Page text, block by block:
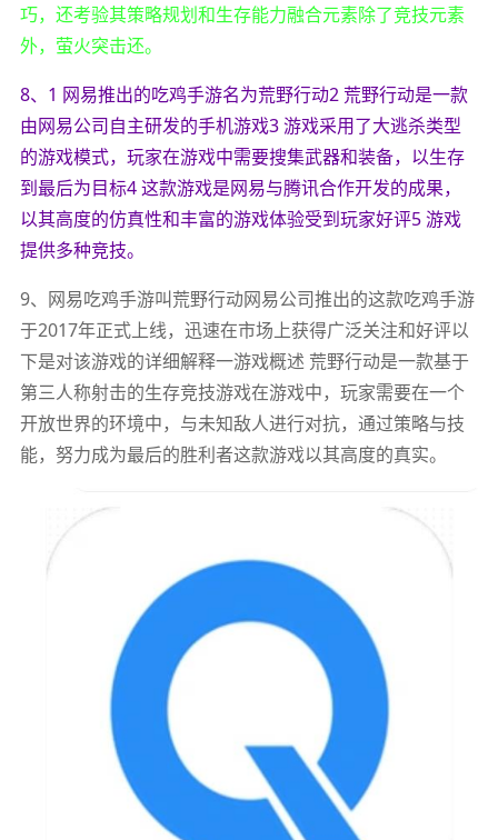
巧，还考验其策略规划和生存能力融合元素除了竞技元素
外，萤火突击还。
8、1 网易推出的吃鸡手游名为荒野行动2 荒野行动是一款
由网易公司自主研发的手机游戏3 游戏采用了大逃杀类型
的游戏模式，玩家在游戏中需要搜集武器和装备，以生存
到最后为目标4 这款游戏是网易与腾讯合作开发的成果，
以其高度的仿真性和丰富的游戏体验受到玩家好评5 游戏
提供多种竞技。
9、网易吃鸡手游叫荒野行动网易公司推出的这款吃鸡手游
于2017年正式上线，迅速在市场上获得广泛关注和好评以
下是对该游戏的详细解释一游戏概述 荒野行动是一款基于
第三人称射击的生存竞技游戏在游戏中，玩家需要在一个
开放世界的环境中，与未知敌人进行对抗，通过策略与技
能，努力成为最后的胜利者这款游戏以其高度的真实。